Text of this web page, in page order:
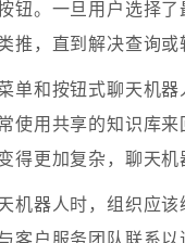
钮。一旦用户选择
推，直到解决查询或
单和按钮式聊天机
使用共享的知识库
得更加复杂，聊天机
机器人时，组织应
客户服务团队联系